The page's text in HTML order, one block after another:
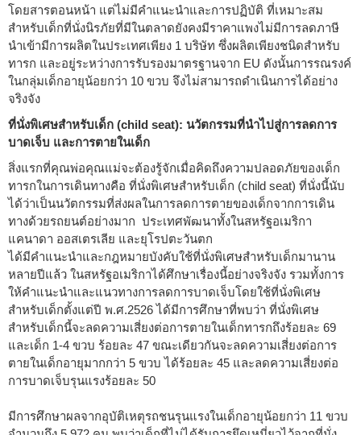
โดยสารตอนหน้า แต่ไม่มีคำแนะนำและการปฏิบัติ ที่เหมาะสม
สำหรับเด็กที่นั่งนิรภัยที่มีในตลาดยังคงมีราคาแพงไม่มีการลดภาษี
นำเข้ามีการผลิตในประเทศเพียง 1 บริษัท ซึ่งผลิตเพียงชนิดสำหรับ
ทารก และอยู่ระหว่างการรับรองมาตรฐานจาก EU ดังนั้นการรณรงค์
ในกลุ่มเด็กอายุน้อยกว่า 10 ขวบ จึงไม่สามารถดำเนินการได้อย่าง
จริงจัง
ที่นั่งพิเศษสำหรับเด็ก (child seat): นวัตกรรมที่นำไปสู่การลดการ
บาดเจ็บ และการตายในเด็ก
สิ่งแรกที่คุณพ่อคุณแม่จะต้องรู้จักเมื่อคิดถึงความปลอดภัยของเด็ก
ทารกในการเดินทางคือ ที่นั่งพิเศษสำหรับเด็ก (child seat) ที่นั่งนี้นับ
ได้ว่าเป็นนวัตกรรมที่ส่งผลในการลดการตายของเด็กจากการเดิน
ทางด้วยรถยนต์อย่างมาก ประเทศพัฒนาทั้งในสหรัฐอเมริกา
แคนาดา ออสเตรเลีย และยุโรปตะวันตก
ได้มีคำแนะนำและกฎหมายบังคับใช้ที่นั่งพิเศษสำหรับเด็กมานาน
หลายปีแล้ว ในสหรัฐอเมริกาได้ศึกษาเรื่องนี้อย่างจริงจัง รวมทั้งการ
ให้คำแนะนำและแนวทางการลดการบาดเจ็บโดยใช้ที่นั่งพิเศษ
สำหรับเด็กตั้งแต่ปี พ.ศ.2526 ได้มีการศึกษาที่พบว่า ที่นั่งพิเศษ
สำหรับเด็กนี้จะลดความเสี่ยงต่อการตายในเด็กทารกถึงร้อยละ 69
และเด็ก 1-4 ขวบ ร้อยละ 47 ขณะเดียวกันจะลดความเสี่ยงต่อการ
ตายในเด็กอายุมากกว่า 5 ขวบ ได้ร้อยละ 45 และลดความเสี่ยงต่อ
การบาดเจ็บรุนแรงร้อยละ 50
มีการศึกษาผลจากอุบัติเหตุรถชนรุนแรงในเด็กอายุน้อยกว่า 11 ขวบ